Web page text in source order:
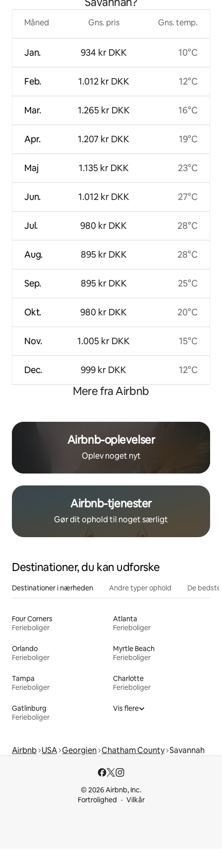
Måned
Jan.
Feb.
Mar.
Apr.
Maj
Jun.
Jul.
Aug.
Sep.
Okt.
Nov.
Dec.
Gns. pris
934 kr DKK
1.012 kr DKK
1.265 kr DKK
1.207 kr DKK
1.135 kr DKK
1.012 kr DKK
980 kr DKK
895 kr DKK
895 kr DKK
980 kr DKK
1.005 kr DKK
999 kr DKK
Gns. temp.
10°C
12°C
16°C
19°C
23°C
27°C
28°C
28°C
25°C
20°C
15°C
12°C
Mere fra Airbnb
Airbnb-oplevelser
Oplev noget nyt
Airbnb-tjenester
Gør dit ophold til noget særligt
Destinationer, du kan udforske
Destinationer i nærheden Andre typer ophold De
Four Corners
Ferieboliger
Atlanta
Ferieboliger
Orlando
Ferieboliger
Myrtle Beach
Ferieboliger
Tampa
Ferieboliger
Charlotte
Ferieboliger
Gatlinburg
Ferieboliger
Vis flere
Airbnb USA Georgien Chatham County Savannah
© 2026 Airbnb, Inc.
Fortrolighed
Vilkår